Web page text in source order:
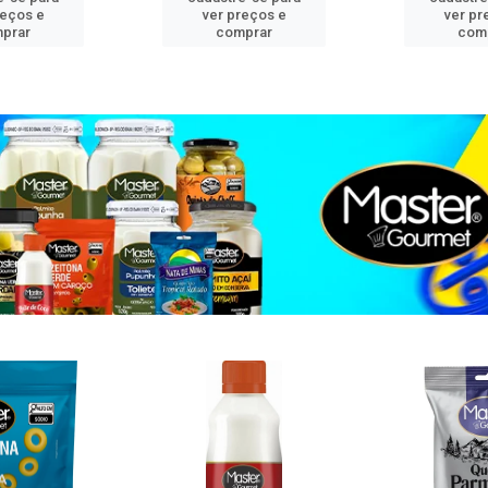
e
ver preços e
comprar
ver